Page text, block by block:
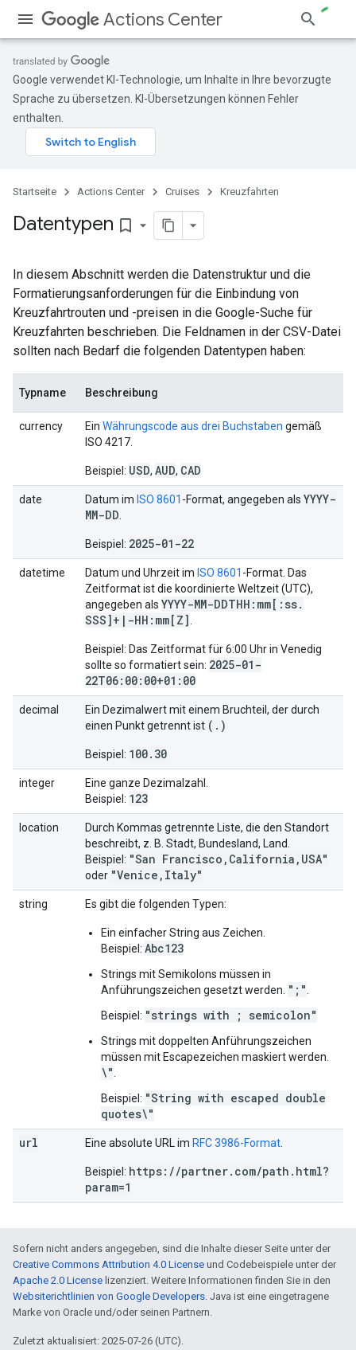
Actions Center
Google verwendet KI-Technologie, um Inhalte in Ihre bevorzugte
Sprache zu übersetzen. KI-Übersetzungen können Fehler
enthalten.
Startseite Actions Center Cruises Kreuzfahrten
Datentypen bookmark_border
In diesem Abschnitt werden die Datenstruktur und die
Formatierungsanforderungen für die Einbindung von
Kreuzfahrtrouten und -preisen in die Google-Suche für
Kreuzfahrten beschrieben. Die Feldnamen in der CSV-Datei
sollten nach Bedarf die folgenden Datentypen haben:
Typname Beschreibung
currency Ein Währungscode aus drei Buchstaben gemäß
ISO 4217.
Beispiel: USD, AUD, CAD
date Datum im ISO 8601 -Format, angegeben als YYYY-
MM-DD
Beispiel: 2025-01-22
datetime Datum und Uhrzeit im ISO 8601 -Format. Das
Zeitformat ist die koordinierte Weltzeit (UTC),
angegeben als YYYY-MM-DDTHH:mm[:ss.
SSS]+ | -HH:mm[Z]
Beispiel: Das Zeitformat für 6:00 Uhr in Venedig
sollte so formatiert sein: 2025-01-
22T06:00:00+01:00
decimal
Ein Dezimalwert mit einem Bruchteil, der durch
einen Punkt getrennt ist ( . )
Beispiel: 100.30
integer
Eine ganze Dezimalzahl.
Beispiel: 123
location
Durch Kommas getrennte Liste, die den Standort
beschreibt, z. B. Stadt, Bundesland, Land.
Beispiel: "San Francisco,California,USA"
oder "Venice,Italy"
string Es gibt die folgenden Typen:
Ein einfacher String aus Zeichen.
Beispiel: Abc123
Strings mit Semikolons müssen in
Anführungszeichen gesetzt werden. ";"
Beispiel: "strings with ; semicolon"
Strings mit doppelten Anführungszeichen
müssen mit Escapezeichen maskiert werden.
\"
Beispiel: "String with escaped double
quotes\"
url
Eine absolute URL im RFC 3986-Format
Beispiel: https://partner.com/path.html?
param=1
Sofern nicht anders angegeben, sind die Inhalte dieser Seite unter der
Creative Commons Attribution 4.0 License und Codebeispiele unter der
Apache 2.0 License lizenziert. Weitere Informationen finden Sie in den
Websiterichtlinien von Google Developers. Java ist eine eingetragene
Marke von Oracle und/oder seinen Partnern.
Zuletzt aktualisiert: 2025-07-26 (UTC).